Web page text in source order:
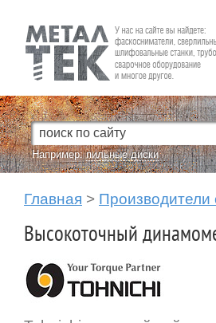
Fein — Профессиональный электроинструмент для
металла.
Например:пильные диски
Главная > Производители
Высокоточный